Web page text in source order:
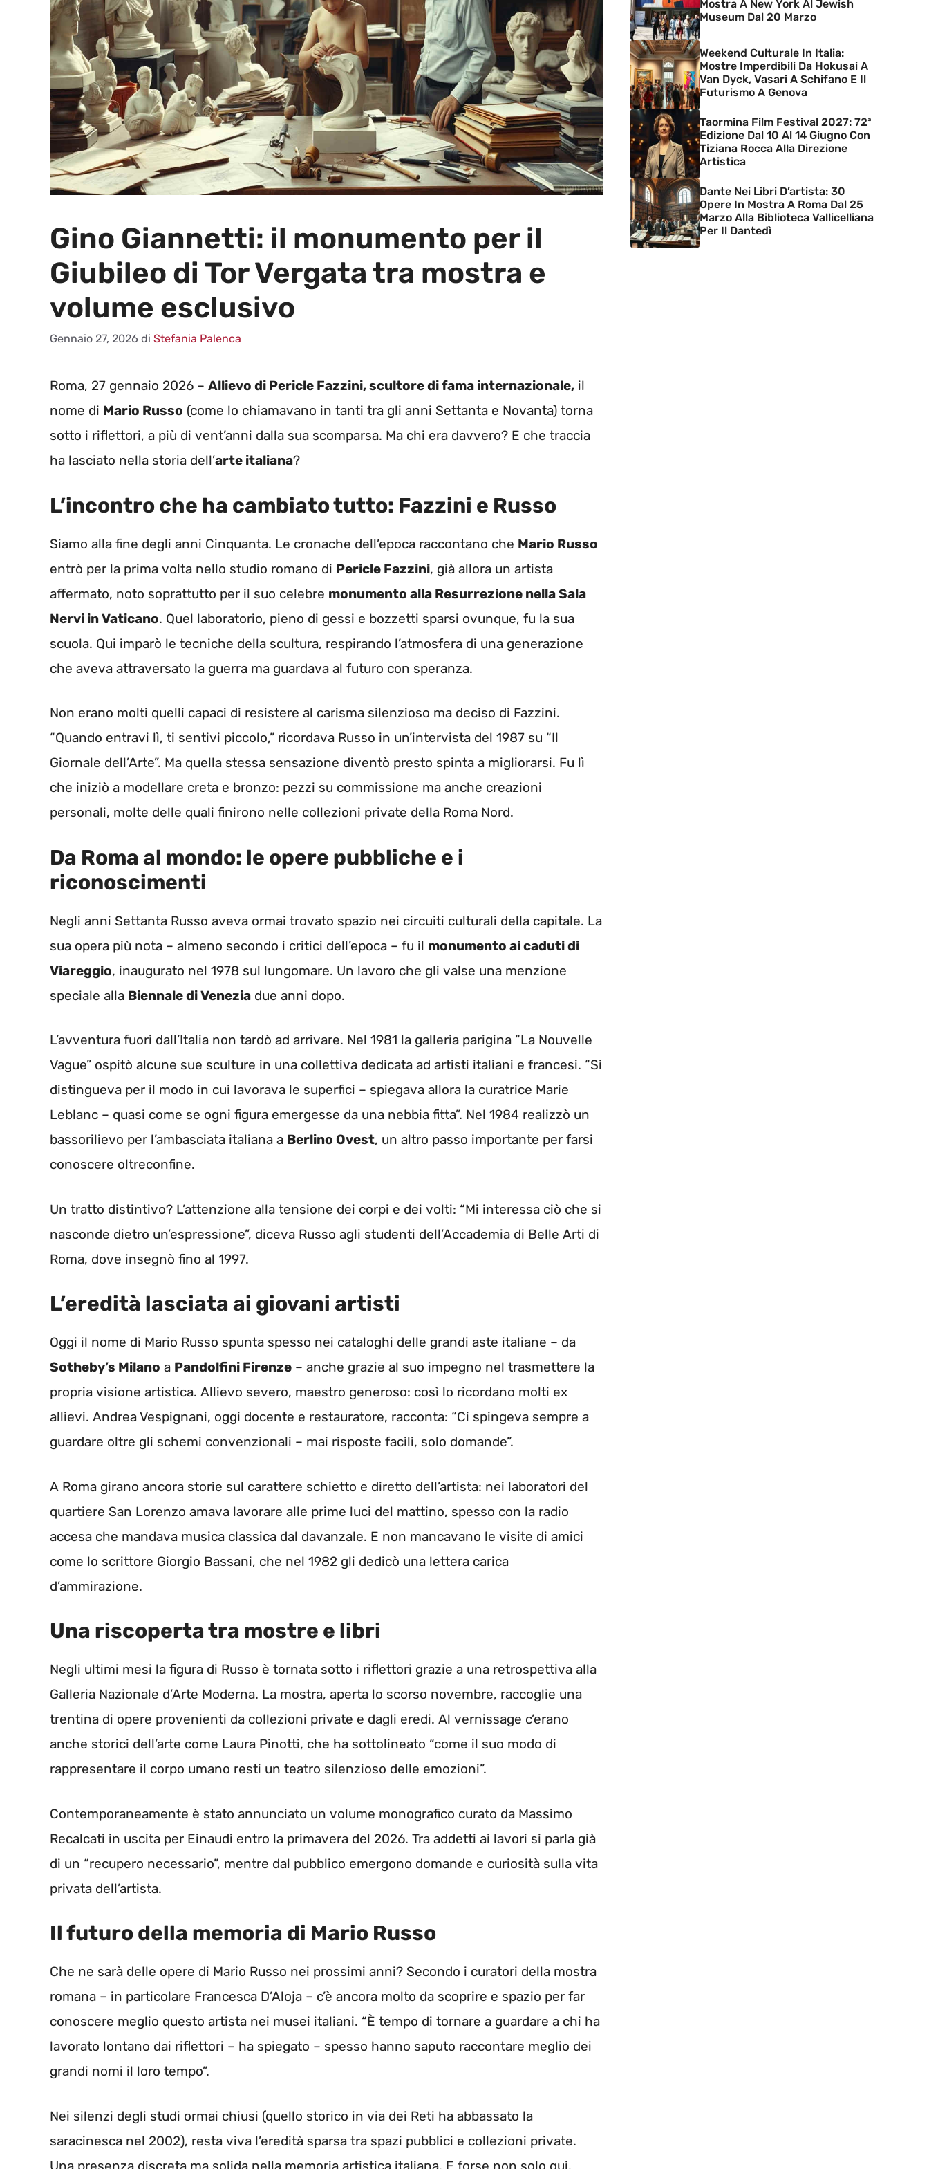
Gino Giannetti: il monumento per il
Giubileo di Tor Vergata tra mostra e
volume esclusivo
Gennaio 27, 2026 di Stefania Palenca
Roma, 27 gennaio 2026 – Allievo di Pericle Fazzini, scultore di fama internazionale, il
nome di Mario Russo (come lo chiamavano in tanti tra gli anni Settanta e Novanta) torna
sotto i riflettori, a più di vent’anni dalla sua scomparsa. Ma chi era davvero? E che traccia
ha lasciato nella storia dell’arte italiana?
L’incontro che ha cambiato tutto: Fazzini e Russo
Siamo alla fine degli anni Cinquanta. Le cronache dell’epoca raccontano che Mario Russo
entrò per la prima volta nello studio romano di Pericle Fazzini, già allora un artista
affermato, noto soprattutto per il suo celebre monumento alla Resurrezione nella Sala
Nervi in Vaticano. Quel laboratorio, pieno di gessi e bozzetti sparsi ovunque, fu la sua
scuola. Qui imparò le tecniche della scultura, respirando l’atmosfera di una generazione
che aveva attraversato la guerra ma guardava al futuro con speranza.
Non erano molti quelli capaci di resistere al carisma silenzioso ma deciso di Fazzini.
“Quando entravi lì, ti sentivi piccolo,” ricordava Russo in un’intervista del 1987 su “Il
Giornale dell’Arte”. Ma quella stessa sensazione diventò presto spinta a migliorarsi. Fu lì
che iniziò a modellare creta e bronzo: pezzi su commissione ma anche creazioni
personali, molte delle quali finirono nelle collezioni private della Roma Nord.
Da Roma al mondo: le opere pubbliche e i
riconoscimenti
Negli anni Settanta Russo aveva ormai trovato spazio nei circuiti culturali della capitale. La
sua opera più nota – almeno secondo i critici dell’epoca – fu il monumento ai caduti di
Viareggio, inaugurato nel 1978 sul lungomare. Un lavoro che gli valse una menzione
speciale alla Biennale di Venezia due anni dopo.
L’avventura fuori dall’Italia non tardò ad arrivare. Nel 1981 la galleria parigina “La Nouvelle
Vague” ospitò alcune sue sculture in una collettiva dedicata ad artisti italiani e francesi. “Si
distingueva per il modo in cui lavorava le superfici – spiegava allora la curatrice Marie
Leblanc – quasi come se ogni figura emergesse da una nebbia fitta”. Nel 1984 realizzò un
bassorilievo per l’ambasciata italiana a Berlino Ovest, un altro passo importante per farsi
conoscere oltreconfine.
Un tratto distintivo? L’attenzione alla tensione dei corpi e dei volti: “Mi interessa ciò che si
nasconde dietro un’espressione”, diceva Russo agli studenti dell’Accademia di Belle Arti di
Roma, dove insegnò fino al 1997.
L’eredità lasciata ai giovani artisti
Oggi il nome di Mario Russo spunta spesso nei cataloghi delle grandi aste italiane – da
Sotheby’s Milano a Pandolfini Firenze – anche grazie al suo impegno nel trasmettere la
propria visione artistica. Allievo severo, maestro generoso: così lo ricordano molti ex
allievi. Andrea Vespignani, oggi docente e restauratore, racconta: “Ci spingeva sempre a
guardare oltre gli schemi convenzionali – mai risposte facili, solo domande”.
A Roma girano ancora storie sul carattere schietto e diretto dell’artista: nei laboratori del
quartiere San Lorenzo amava lavorare alle prime luci del mattino, spesso con la radio
accesa che mandava musica classica dal davanzale. E non mancavano le visite di amici
come lo scrittore Giorgio Bassani, che nel 1982 gli dedicò una lettera carica
d’ammirazione.
Una riscoperta tra mostre e libri
Negli ultimi mesi la figura di Russo è tornata sotto i riflettori grazie a una retrospettiva alla
Galleria Nazionale d’Arte Moderna. La mostra, aperta lo scorso novembre, raccoglie una
trentina di opere provenienti da collezioni private e dagli eredi. Al vernissage c’erano
anche storici dell’arte come Laura Pinotti, che ha sottolineato “come il suo modo di
rappresentare il corpo umano resti un teatro silenzioso delle emozioni”.
Contemporaneamente è stato annunciato un volume monografico curato da Massimo
Recalcati in uscita per Einaudi entro la primavera del 2026. Tra addetti ai lavori si parla già
di un “recupero necessario”, mentre dal pubblico emergono domande e curiosità sulla vita
privata dell’artista.
Il futuro della memoria di Mario Russo
Che ne sarà delle opere di Mario Russo nei prossimi anni? Secondo i curatori della mostra
romana – in particolare Francesca D’Aloja – c’è ancora molto da scoprire e spazio per far
conoscere meglio questo artista nei musei italiani. “È tempo di tornare a guardare a chi ha
lavorato lontano dai riflettori – ha spiegato – spesso hanno saputo raccontare meglio dei
grandi nomi il loro tempo”.
Nei silenzi degli studi ormai chiusi (quello storico in via dei Reti ha abbassato la
saracinesca nel 2002), resta viva l’eredità sparsa tra spazi pubblici e collezioni private.
Una presenza discreta ma solida nella memoria artistica italiana. E forse non solo qui.
Mostra A New York Al Jewish
Museum Dal 20 Marzo
Weekend Culturale In Italia:
Mostre Imperdibili Da Hokusai A
Van Dyck, Vasari A Schifano E Il
Futurismo A Genova
Taormina Film Festival 2027: 72ª
Edizione Dal 10 Al 14 Giugno Con
Tiziana Rocca Alla Direzione
Artistica
Dante Nei Libri D’artista: 30
Opere In Mostra A Roma Dal 25
Marzo Alla Biblioteca Vallicelliana
Per Il Dantedì